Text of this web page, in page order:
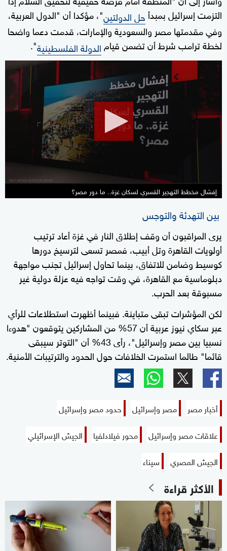
التزمت إسرائيل بمبدأحل الدولتين"، مؤكدا أن "الدول العربية،
وفي مقدمتها مصر والسعودية والإمارات، قدمت دعما واضحا
لخطة ترامب شرط أن تضمن قيام الدولة الفلسطينية".
seconds
إفشال مخطط التهجير القسري لسكان غزة.. ما دور مصر؟
بين التهدئة والتوجس
يرى المراقبون أن وقف إطلاق النار في غزة أعاد ترتيب
أولويات القاهرة وتل أبيب، فمصر تسعى لترسيخ دورها
كوسيط وضامن للاتفاق، بينما تحاول إسرائيل تجنب مواجهة
دبلوماسية مع القاهرة، في وقت تواجه فيه عزلة دولية غير
مسبوقة بعد الحرب.
لكن المؤشرات تبقى متباينة. فبينما أظهرت استطلاعات للرأي
عبر سكاي نيوز عربية أن 57% من المشاركين يتوقعون "هدوءا
نسبيا بين مصر وإسرائيل"، رأى 43% أن "التوتر سيبقى
قائما" طالما استمرت الخلافات حول الحدود والترتيبات الأمنية.
أخبار مصر مصر وإسرائيل
حدود مصر وإسرائيل
علاقات مصر وإسرائيل
محور فيلادلفيا
الجيش الإسرائيلي
الجيش المصري
سيناء
الأكثر قراءة